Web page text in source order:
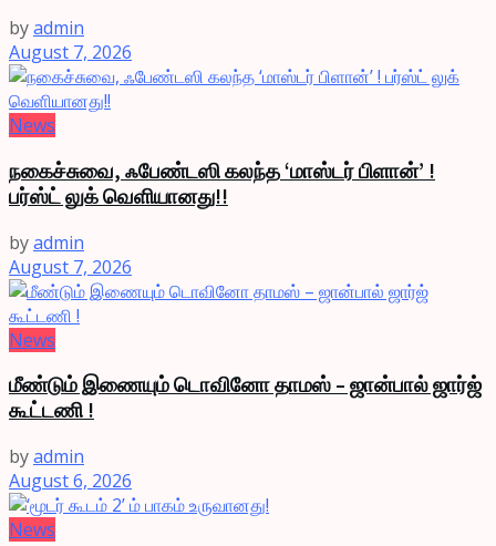
byadmin
August 7, 2026
News
நகைச்சுவை, ஃபேண்டஸி கலந்த ‘மாஸ்டர் பிளான்’ !
பர்ஸ்ட் லுக் வெளியானது!!
byadmin
August 7, 2026
News
மீண்டும் இணையும் டொவினோ தாமஸ் – ஜான்பால் ஜார்ஜ்
கூட்டணி !
byadmin
August 6, 2026
News